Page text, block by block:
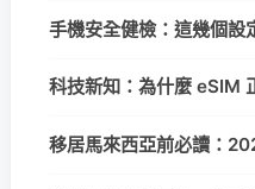
手機安全健檢：這幾個設
科技新知：為什麼 eSIM
移居馬來西亞前必讀：